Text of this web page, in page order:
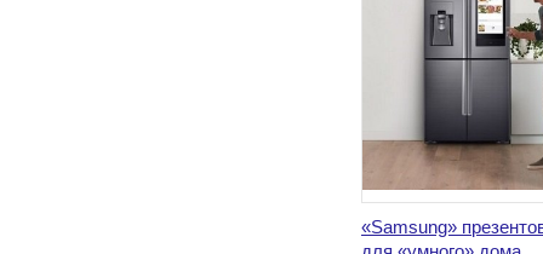
«Samsung»